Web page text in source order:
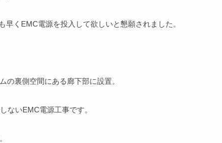
くEMC電源を投入して欲しいと懇願されました。
の裏側空間にある廊下部に設置。
ないEMC電源工事です。